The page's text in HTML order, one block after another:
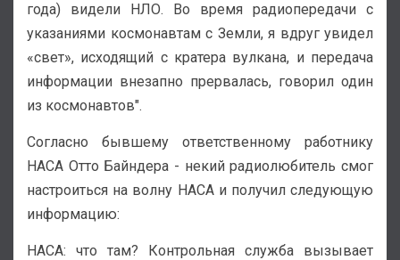
года) видели НЛО. Во время радиопередачи с
указаниями космонавтам с Земли, я вдруг увидел
«свет», исходящий с кратера вулкана, и передача
информации внезапно прервалась, говорил один
из космонавтов".
Согласно бывшему ответственному работнику
НАСА Отто Байндера - некий радиолюбитель смог
настроиться на волну НАСА и получил следующую
информацию:
НАСА: что там? Контрольная служба вызывает